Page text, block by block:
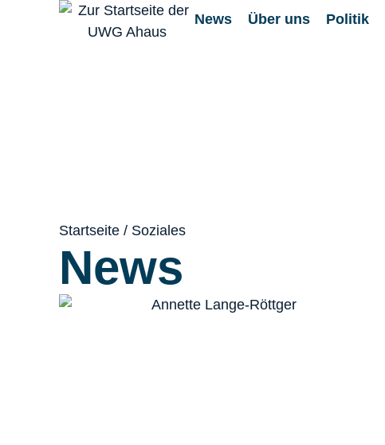
News Über uns Politik
Startseite / Soziales
News